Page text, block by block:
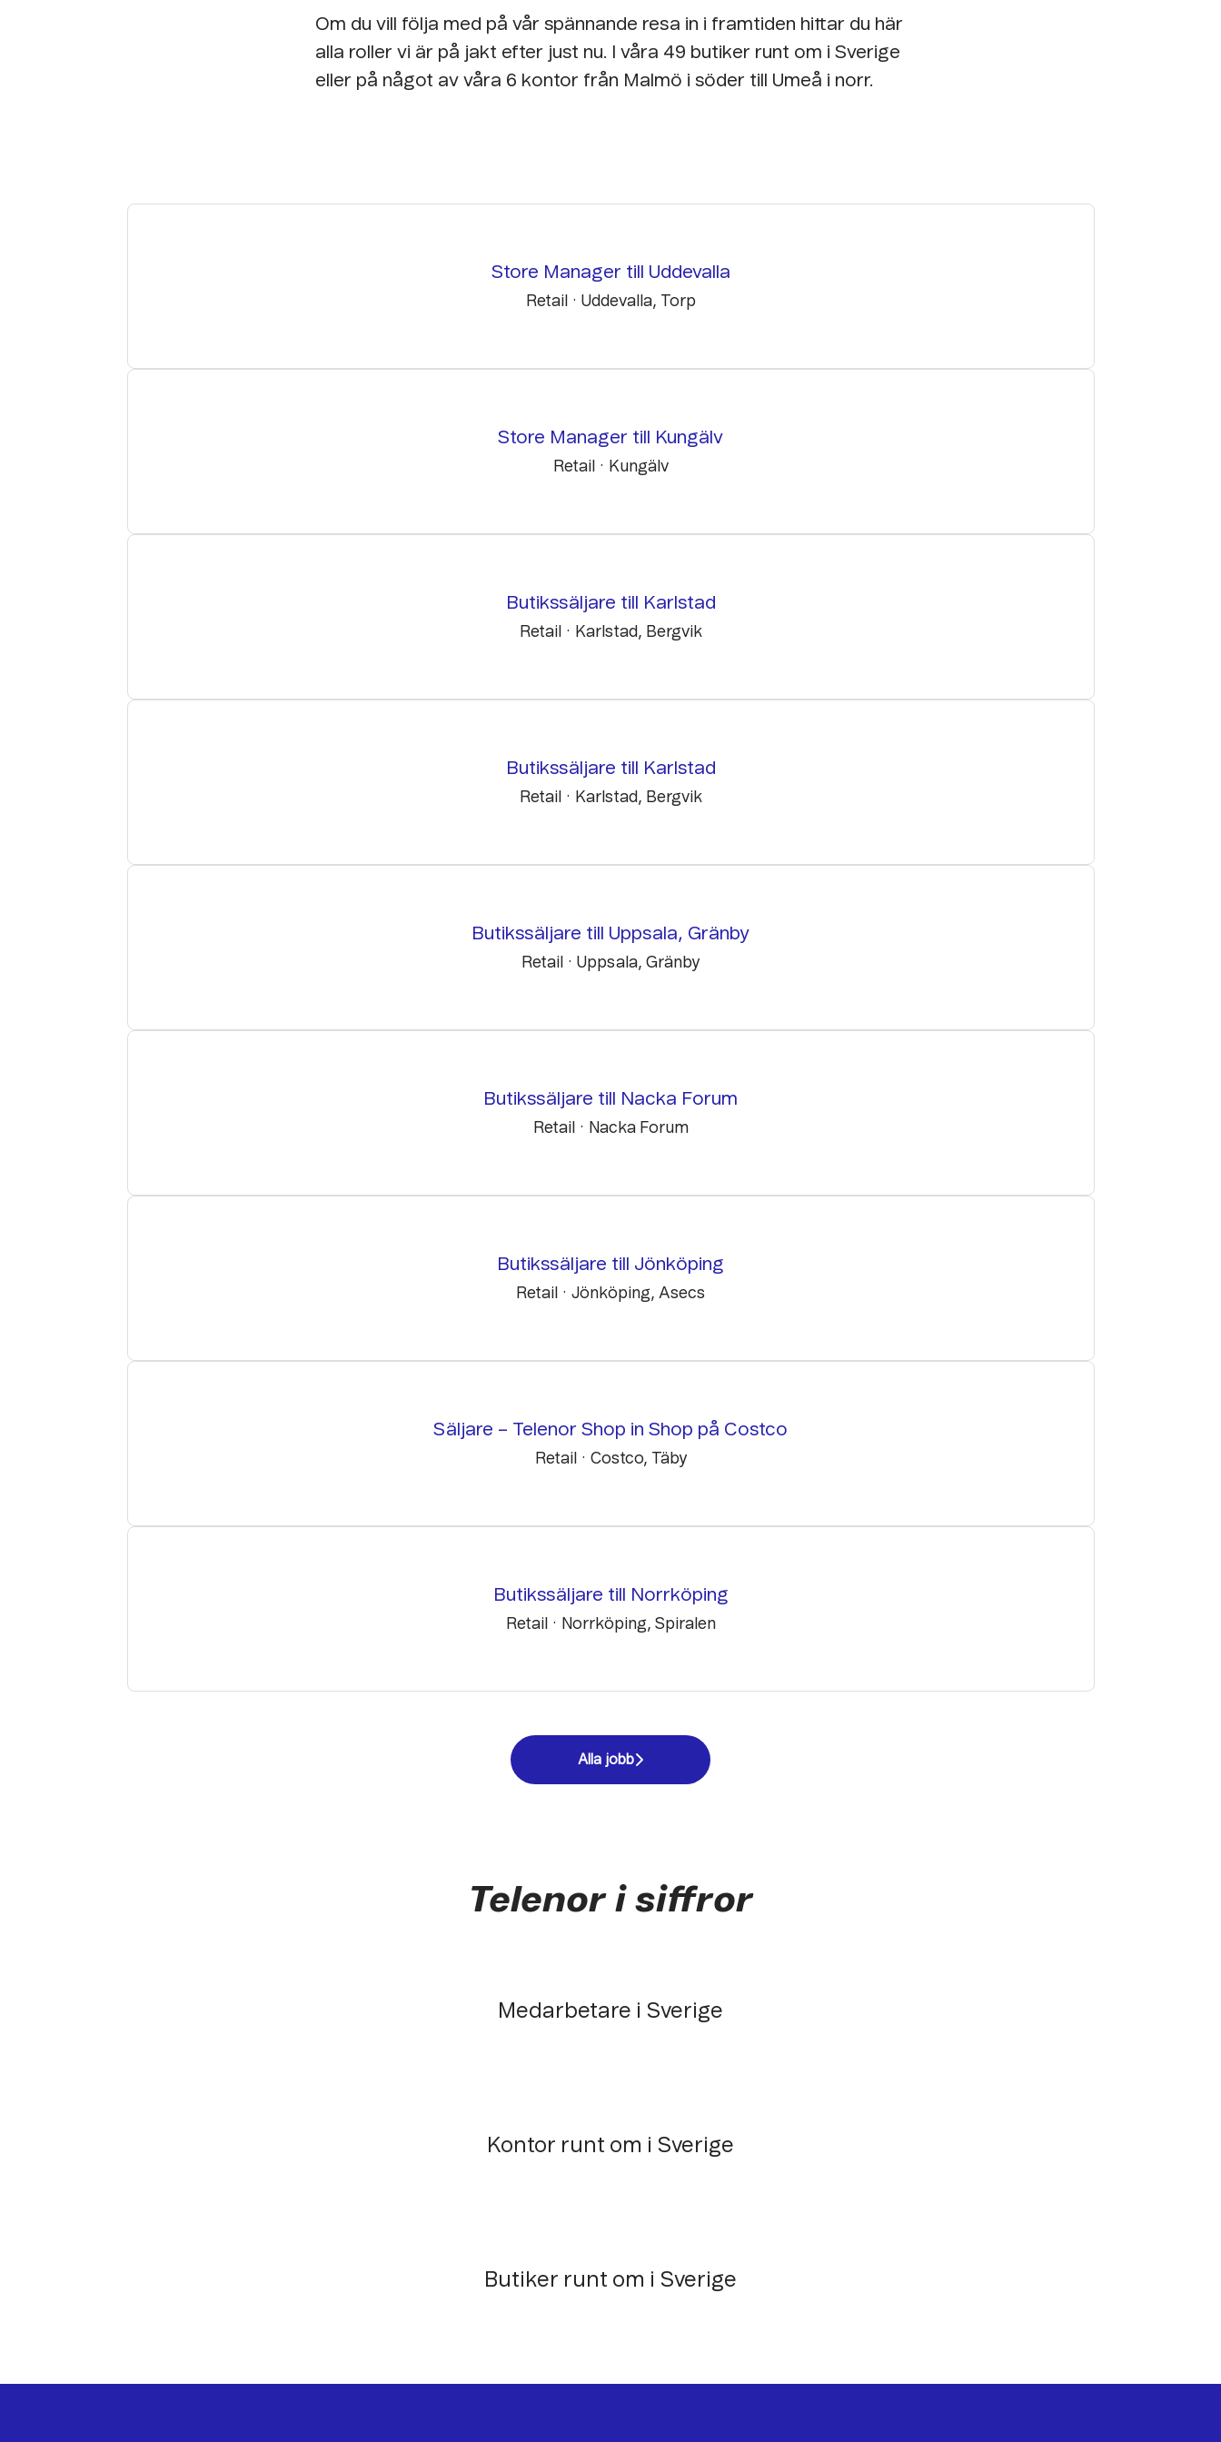
Om du vill följa med på vår spännande resa in i framtiden hittar du här
alla roller vi är på jakt efter just nu. I våra 49 butiker runt om i Sverige
eller på något av våra 6 kontor från Malmö i söder till Umeå i norr.
Store Manager till Uddevalla
Retail · Uddevalla, Torp
Store Manager till Kungälv
Retail · Kungälv
Butikssäljare till Karlstad
Retail · Karlstad, Bergvik
Butikssäljare till Karlstad
Retail · Karlstad, Bergvik
Butikssäljare till Uppsala, Gränby
Retail · Uppsala, Gränby
Butikssäljare till Nacka Forum
Retail · Nacka Forum
Butikssäljare till Jönköping
Retail · Jönköping, Asecs
Säljare – Telenor Shop in Shop på Costco
Retail · Costco, Täby
Butikssäljare till Norrköping
Retail · Norrköping, Spiralen
Alla jobb
Telenor i siffror
Medarbetare i Sverige
Kontor runt om i Sverige
Butiker runt om i Sverige